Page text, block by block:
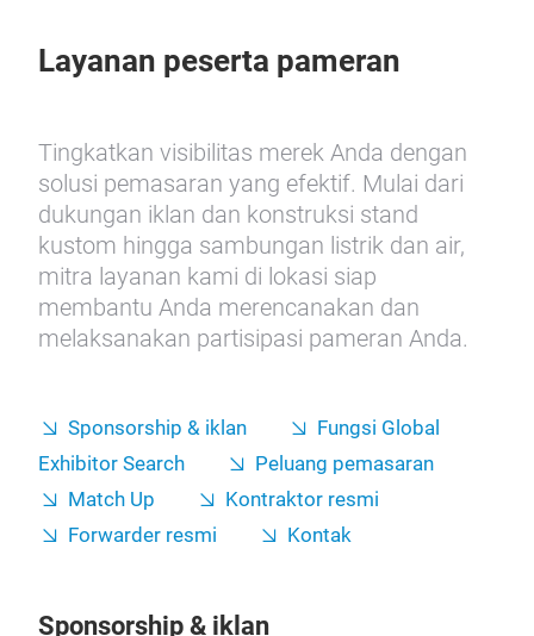
Layanan peserta pameran
Tingkatkan visibilitas merek Anda dengan
solusi pemasaran yang efektif. Mulai dari
dukungan iklan dan konstruksi stand
kustom hingga sambungan listrik dan air,
mitra layanan kami di lokasi siap
membantu Anda merencanakan dan
melaksanakan partisipasi pameran Anda.
Sponsorship & iklan
Fungsi Global
Exhibitor Search
Peluang pemasaran
Match Up
Kontraktor resmi
Forwarder resmi
Kontak
Sponsorship & iklan